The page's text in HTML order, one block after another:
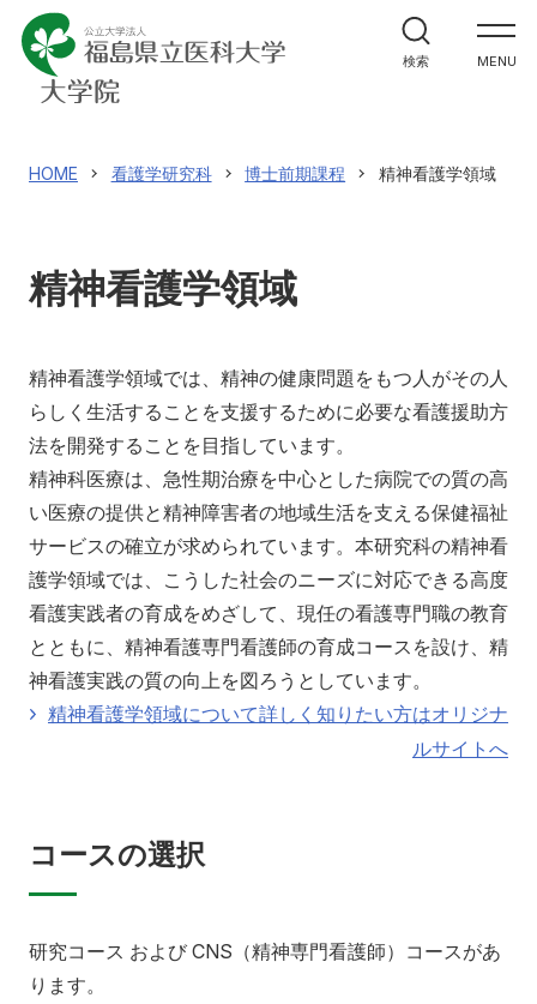
MENU
医学研究科
看護学研究科
保健科学研究科
対象者別
地域の方へ 来院の方（診療）へ
入学希望の方へ 在学生の方へ
卒業生の方へ 教職員の方へ
教職員募集（採用情報） 取材・撮影申し込み
検索
HOME 看護学研究科 博士前期課程 精神看護学領域
精神看護学領域
精神看護学領域では、精神の健康問題をもつ人がその人
らしく生活することを支援するために必要な看護援助方
法を開発することを目指しています。
精神科医療は、急性期治療を中心とした病院での質の高
い医療の提供と精神障害者の地域生活を支える保健福祉
サービスの確立が求められています。本研究科の精神看
護学領域では、こうした社会のニーズに対応できる高度
看護実践者の育成をめざして、現任の看護専門職の教育
とともに、精神看護専門看護師の育成コースを設け、精
神看護実践の質の向上を図ろうとしています。
精神看護学領域について詳しく知りたい方はオリジナ
ルサイトへ
コースの選択
研究コース および CNS（精神専門看護師）コースがあ
ります。